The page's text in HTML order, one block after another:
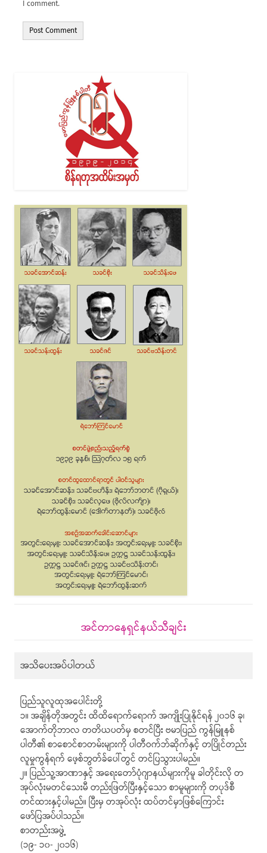
I comment.
အင်တာနေရှင်နယ်သီချင်း
အသိပေးအပ်ပါတယ်
ပြည်သူလူထုအပေါင်းတို့
၁။ အချိန်တိုအတွင်း ထိထိရောက်ရောက် အကျိုးပြုနိုင်ရန် ၂၀၁၆ ခု၊
အောက်တိုဘာလ တတိယပတ်မှ စတင်ပြီး ဗမာပြည် ကွန်မြူနစ်
ပါတီ၏ စာစောင်စာတမ်းများကို ပါတီဝက်ဘ်ဆိုက်နှင့် တပြိုင်တည်း
လူမှုကွန်ရက် ဖေ့စ်ဘွတ်ခ်ပေါ်တွင် တင်ပြသွားပါမည်။
၂။ ပြည်သူ့အာဏာနှင့် အရေးတော်ပုံဂျာနယ်များကိုမူ ခါတိုင်းလို တ
အုပ်လုံးမတင်သေးမီ တည်းဖြတ်ပြီးနှင့်သော စာမူများကို တပုဒ်စီ
တင်ထားနှင့်ပါမည်။ ပြီးမှ တအုပ်လုံး ထပ်တင်မှာဖြစ်ကြောင်း
ဖော်ပြအပ်ပါသည်။
စာတည်းအဖွဲ့
(၁၉- ၁၀- ၂၀၁၆)